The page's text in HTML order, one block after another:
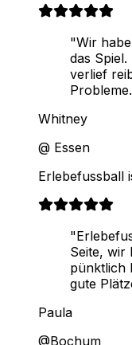
"Wir
das
verlief
Whitney
@ Essen
Erlebefussball
Seite, wir
pünktlich
gute
Paula
@Bochum